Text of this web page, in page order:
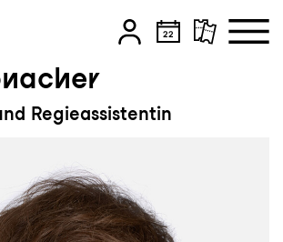
springen
Regieassistentin